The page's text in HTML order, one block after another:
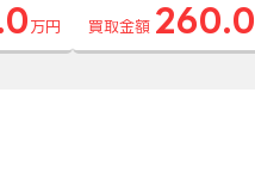
万円 買取金額 260.0